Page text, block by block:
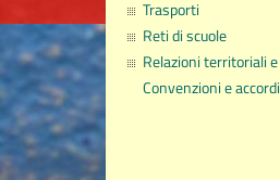
Trasporti
Reti di scuole
Relazioni territoriali e
Convenzioni e accordi